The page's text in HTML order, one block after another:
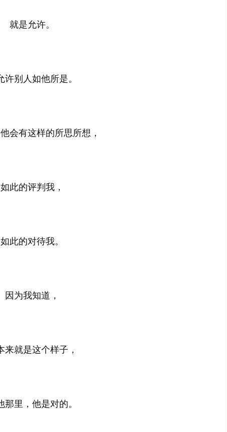
就是允许。
许别人如他所是。
会有这样的所思所想，
如此的评判我，
如此的对待我。
因为我知道，
来就是这个样子，
那里，他是对的。